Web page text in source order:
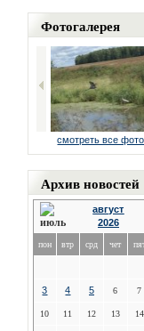
Фотогалерея
смотреть все
Архив новостей
август
2026
пон втр срд чет
3 4 5 6 7
10 11 12 13 14